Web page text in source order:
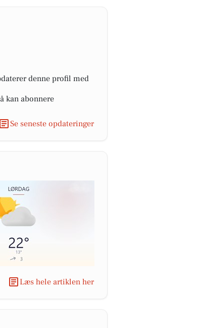
denne profil med
kan abonnere
Se seneste opdateringer
Læs hele artiklen her